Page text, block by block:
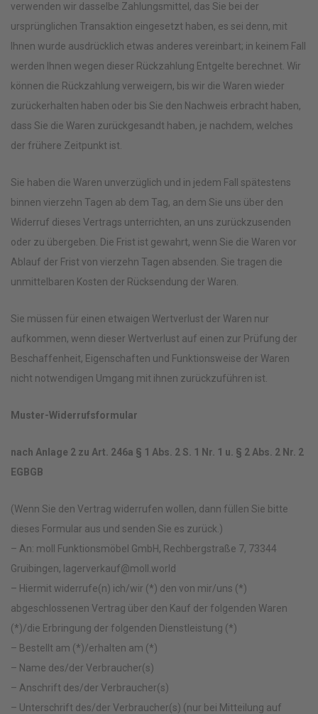
verwenden wir dasselbe Zahlungsmittel, das Sie bei der
ursprünglichen Transaktion eingesetzt haben, es sei denn, mit
Ihnen wurde ausdrücklich etwas anderes vereinbart; in keinem Fall
werden Ihnen wegen dieser Rückzahlung Entgelte berechnet. Wir
können die Rückzahlung verweigern, bis wir die Waren wieder
zurückerhalten haben oder bis Sie den Nachweis erbracht haben,
dass Sie die Waren zurückgesandt haben, je nachdem, welches
der frühere Zeitpunkt ist.
Sie haben die Waren unverzüglich und in jedem Fall spätestens
binnen vierzehn Tagen ab dem Tag, an dem Sie uns über den
Widerruf dieses Vertrags unterrichten, an uns zurückzusenden
oder zu übergeben. Die Frist ist gewahrt, wenn Sie die Waren vor
Ablauf der Frist von vierzehn Tagen absenden. Sie tragen die
unmittelbaren Kosten der Rücksendung der Waren.
Sie müssen für einen etwaigen Wertverlust der Waren nur
aufkommen, wenn dieser Wertverlust auf einen zur Prüfung der
Beschaffenheit, Eigenschaften und Funktionsweise der Waren
nicht notwendigen Umgang mit ihnen zurückzuführen ist.
Muster-Widerrufsformular
nach Anlage 2 zu Art. 246a § 1 Abs. 2 S. 1 Nr. 1 u. § 2 Abs. 2 Nr. 2
EGBGB
(Wenn Sie den Vertrag widerrufen wollen, dann füllen Sie bitte
dieses Formular aus und senden Sie es zurück.)
– An: moll Funktionsmöbel GmbH, Rechbergstraße 7, 73344
Gruibingen, lagerverkauf@moll.world
– Hiermit widerrufe(n) ich/wir (*) den von mir/uns (*)
abgeschlossenen Vertrag über den Kauf der folgenden Waren
(*)/die Erbringung der folgenden Dienstleistung (*)
– Bestellt am (*)/erhalten am (*)
– Name des/der Verbraucher(s)
– Anschrift des/der Verbraucher(s)
– Unterschrift des/der Verbraucher(s) (nur bei Mitteilung auf